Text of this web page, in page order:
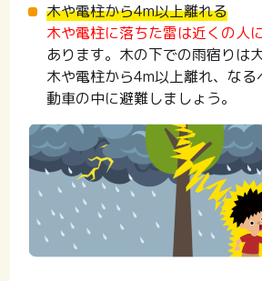
木や電柱から4m以上離れる
木や電柱に落ちた雷は近くの人
あります。木の下での雨宿りは
木や電柱から4m以上離れ、なる
動車の中に避難しましょう。